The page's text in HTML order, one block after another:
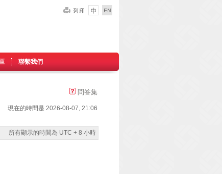
聯繫我們
問答集
現在的時間是 2026-08-07, 21:06
所有顯示的時間為 UTC + 8 小時